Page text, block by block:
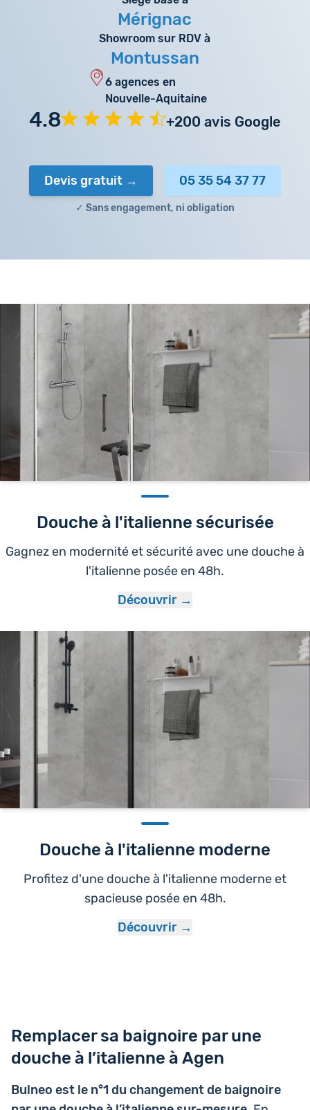
Mérignac
Showroom sur RDV à
Montussan
6 agences en
Nouvelle-Aquitaine
4.8 +200 avis Google
Devis gratuit 05 35 54 37 77
✓ Sans engagement, ni obligation
Douche à l'italienne moderne
Profitez d'une douche à l'italienne moderne et
spacieuse posée en 48h.
Découvrir
Douche à l'italienne sécurisée
Gagnez en modernité et sécurité avec une douche à
l'italienne posée en 48h.
Découvrir
Remplacer sa baignoire par une
douche à l’italienne à Agen
Bulneo est le n°1 du chan­ge­ment de bai­gnoire